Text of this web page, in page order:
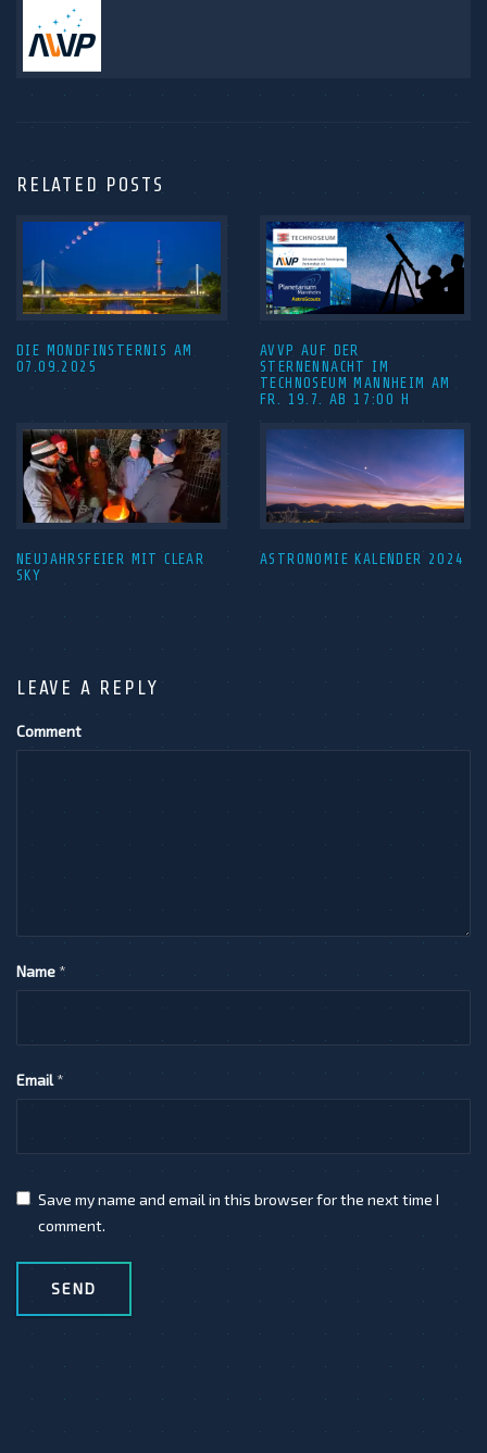
RELATED POSTS
DIE MONDFINSTERNIS AM
07.09.2025
AVVP AUF DER
STERNENNACHT IM
TECHNOSEUM MANNHEIM AM
FR. 19.7. AB 17:00 H
NEUJAHRSFEIER MIT CLEAR
SKY
ASTRONOMIE KALENDER 2024
LEAVE A REPLY
Comment
Name *
Email *
Save my name and email in this browser for the next time I
comment.